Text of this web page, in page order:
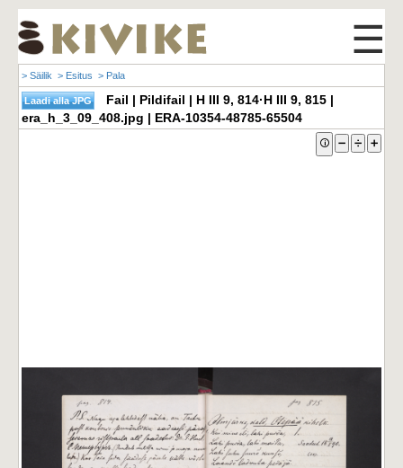
☰
> Säilik > Esitus > Pala
Fail | Pildifail | H III 9, 814·H III 9, 815 |
era_h_3_09_408.jpg | ERA-10354-48785-65504